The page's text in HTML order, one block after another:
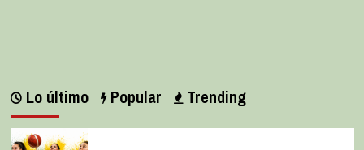
Lo último Popular Trending